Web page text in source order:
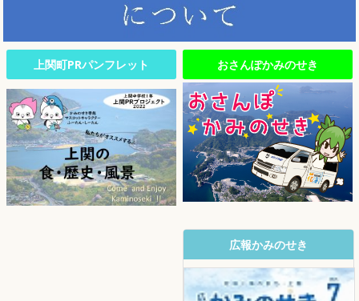
上関町PRパンフレット おさんぽかみのせき
広報かみのせき